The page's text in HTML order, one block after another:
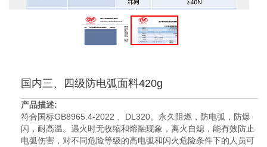
国内三、四级防电弧面料420g
产品描述:
符合国标GB8965.4-2022 、DL320。永久阻燃，防电弧，防爆
闪，耐高温。遇火时无收缩和熔融现象，离火自熄，能有效防止
电弧伤害，对不同危险等级的高电弧和闪火危险条件下的人员可